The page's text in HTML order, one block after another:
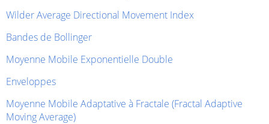
Wilder Average Directional Movement Index
Bandes de Bollinger
Moyenne Mobile Exponentielle Double
Enveloppes
Moyenne Mobile Adaptative à Fractale (Fractal Adaptive
Moving Average)